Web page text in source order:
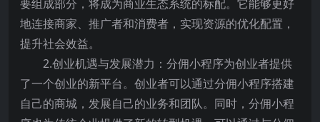
要组成部分，将成为商业生态系统的标配。它能够更好
地连接商家、推广者和消费者，实现资源的优化配置，
提升社会效益。
2.创业机遇与发展潜力：分佣小程序为创业者提供
了一个创业的新平台。创业者可以通过分佣小程序搭建
自己的商城，发展自己的业务和团队。同时，分佣小程